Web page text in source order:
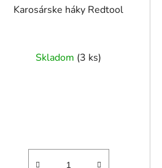
Karosárske háky Redtool
Skladom (3 ks)